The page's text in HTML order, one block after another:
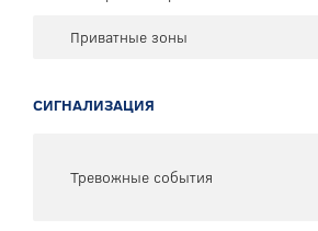
Приватные зоны
СИГНАЛИЗАЦИЯ
Тревожные события